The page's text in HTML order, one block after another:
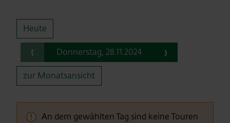
Heute
zurückDonnerstag, 28.11.2024
zur Monatsansicht
An dem gewählten Tag sind keine Touren